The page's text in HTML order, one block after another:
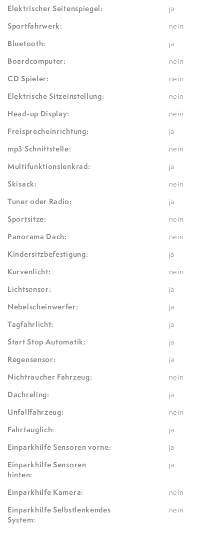
Elektrischer Seitenspiegel: ja
Sportfahrwerk: nein
Bluetooth: ja
Boardcomputer: nein
CD Spieler: nein
Elektrische Sitzeinstellung: nein
Head-up Display: nein
Freisprecheinrichtung: ja
mp3 Schnittstelle: nein
Multifunktionslenkrad: ja
Skisack: nein
Tuner oder Radio: ja
Sportsitze: nein
Panorama Dach: nein
Kindersitzbefestigung: ja
Kurvenlicht: nein
Lichtsensor: ja
Nebelscheinwerfer: ja
Tagfahrlicht: ja
Start Stop Automatik: ja
Regensensor: ja
Nichtraucher Fahrzeug: nein
Dachreling: ja
Unfallfahrzeug: nein
Fahrtauglich: ja
Einparkhilfe Sensoren vorne: ja
Einparkhilfe Sensoren
hinten:
ja
Einparkhilfe Kamera: nein
Einparkhilfe Selbstlenkendes
System:
nein